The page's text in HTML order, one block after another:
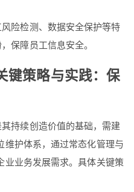
险检测、数据安全保护等特
保障员工信息安全。
键策略与实践：保
持续创造价值的基础，需建
维护体系，通过常态化管理与
业业务发展需求。具体关键策